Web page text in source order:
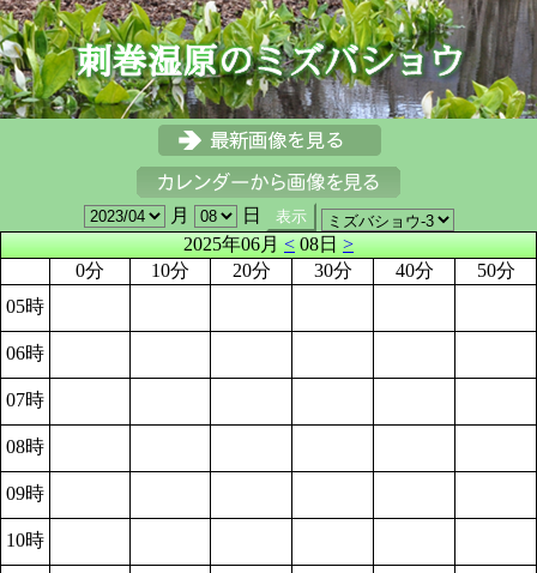
月
日
2025年06月<08日>
0分
10分 20分 30分 40分
50分
05時
06時
07時
08時
09時
10時